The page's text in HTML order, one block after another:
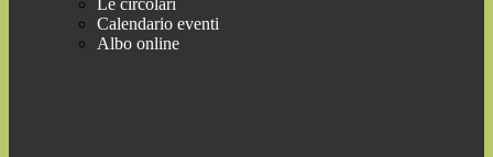
Le circolari
Calendario eventi
Albo online